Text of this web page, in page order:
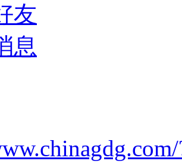
友
息